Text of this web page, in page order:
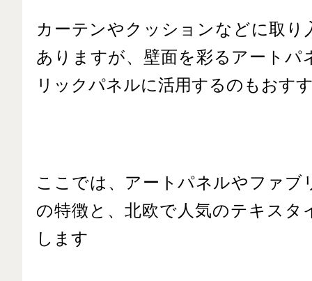
カーテンやクッションなどに取り
ありますが、壁面を彩るアートパ
リックパネルに活用するのもおす
ここでは、アートパネルやファブ
の特徴と、北欧で人気のテキスタ
します